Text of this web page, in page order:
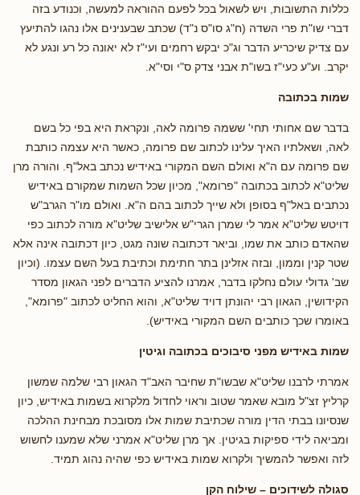
כללות התשובות, ויש לשאול בכל לפעם ההוראה למעשה, וכנודע בזה
דברי שו"ת פרי השדה (ח"ג סו"ס נ"ד) שכתב שבענינים אלו נהגו להתיעץ
עם צדיק שיכריע הדבר וג"כ יבקש רחמים ועי"ז לא יאונה כל רע ונגע לא
יקרב. וע"ע כעי"ז בשו"ת אבני צדק ס"י וסי"א.
שמות בכתובה
בדבר שם אחותי תחי' ששמה פרומה לאה, ונקראת היא בפי כל בשם
לאה, ושאלתיו האיך עלינו לכתוב שם פרומה, כאשר היא עצמה כותבת
שם פרומה עם ה"א ואולם השם המקורי באידיש נכתב באל"ף. והורה מרן
שליט"א לכתוב בכתובה "פרומא", מכיון שכל השמות שמקורם באידיש
נכתבים באל"ף בסופן ולא שייך לכתוב בהם ה"א. ואולם מו"ר הגרב"ש
דויטש שליט"א אמר לי שמרן הגרי"ש אלישיב שליט"א מורה לכתוב כפי
שהאדם כותב את שמו, וביאר דכתובה שונה מגט, כיון דכתובה אינה אלא
שטר קנין וממון, ובזה אזלינן בתר חתימת וכתיבת בעל השם עצמו. (וכיון
שב' גדולי עולם נחלקו בדבר, אמרנו להציע הדברים לפני הגאון מסדר
הקידושין, הגאון רבי יהונתן דויד שליט"א, והוא החליט לכתוב "פרומא",
באומרו שכך כותבים השם המקורי באידיש).
שמות באידיש מפני סיבוכים בכתובה וגיטין
אמרתי לרבנו שליט"א שבשו"ת שחיבר האב"ד הגאון רבי שלמה שמשון
קרליץ זצ"ל מובא שאמר שטוב וראוי לחדול מלקרוא בשמות באידיש, כיון
שנסיונו בבתי הדין מורה שכתיבת שמות אלו מסובכת מבחינת ההלכה
ומביאה לידי ספיקות בגיטין. אך מרן שליט"א אמרני שלא שמענו לחשוש
לזה ואפשר להמשיך ולקרוא שמות באידיש כפי שהיה נהוג תמיד.
סגולה לשידוכים – שילוח הקן